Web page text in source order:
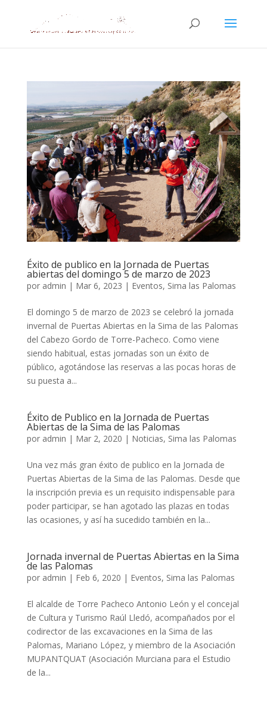
Éxito de publico en la Jornada de Puertas
abiertas del domingo 5 de marzo de 2023
por admin | Mar 6, 2023 | Eventos, Sima las Palomas
El domingo 5 de marzo de 2023 se celebró la jornada
invernal de Puertas Abiertas en la Sima de las Palomas
del Cabezo Gordo de Torre-Pacheco. Como viene
siendo habitual, estas jornadas son un éxito de
público, agotándose las reservas a las pocas horas de
su puesta a...
Éxito de Publico en la Jornada de Puertas
Abiertas de la Sima de las Palomas
por admin | Mar 2, 2020 | Noticias, Sima las Palomas
Una vez más gran éxito de publico en la Jornada de
Puertas Abiertas de la Sima de las Palomas. Desde que
la inscripción previa es un requisito indispensable para
poder participar, se han agotado las plazas en todas
las ocasiones, y así ha sucedido también en la...
Jornada invernal de Puertas Abiertas en la Sima
de las Palomas
por admin | Feb 6, 2020 | Eventos, Sima las Palomas
El alcalde de Torre Pacheco Antonio León y el concejal
de Cultura y Turismo Raúl Lledó, acompañados por el
codirector de las excavaciones en la Sima de las
Palomas, Mariano López, y miembro de la Asociación
MUPANTQUAT (Asociación Murciana para el Estudio
de la...